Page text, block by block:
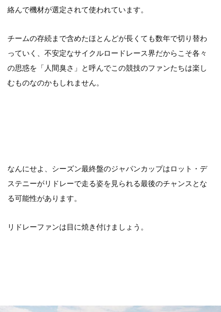
絡んで機材が選定されて使われています。
チームの存続まで含めたほとんどが長くても数年で切り替わ
っていく、不安定なサイクルロードレース界だからこそ各々
の思惑を「人間臭さ」と呼んでこの競技のファンたちは楽し
むものなのかもしれません。
なんにせよ、シーズン最終盤のジャパンカップはロット・デ
ステニーがリドレーで走る姿を見られる最後のチャンスとな
る可能性があります。
リドレーファンは目に焼き付けましょう。